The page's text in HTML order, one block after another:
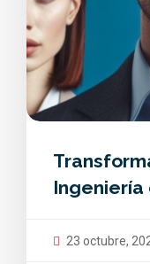
Ingeniería
23 octubre,